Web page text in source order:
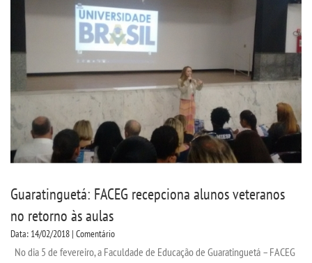
Guaratinguetá: FACEG recepciona alunos veteranos
no retorno às aulas
Data: 14/02/2018 | Comentário
No dia 5 de fevereiro, a Faculdade de Educação de Guaratinguetá – FACEG